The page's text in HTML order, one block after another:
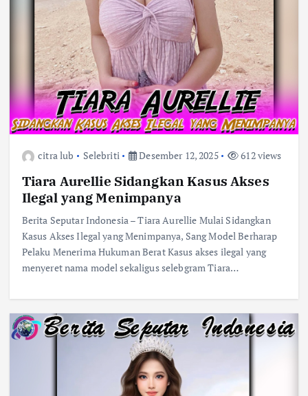
citra lub Selebriti Desember 12, 2025 612 views
Tiara Aurellie Sidangkan Kasus Akses
Ilegal yang Menimpanya
Berita Seputar Indonesia – Tiara Aurellie Mulai Sidangkan
Kasus Akses Ilegal yang Menimpanya, Sang Model Berharap
Pelaku Menerima Hukuman Berat Kasus akses ilegal yang
menyeret nama model sekaligus selebgram Tiara…